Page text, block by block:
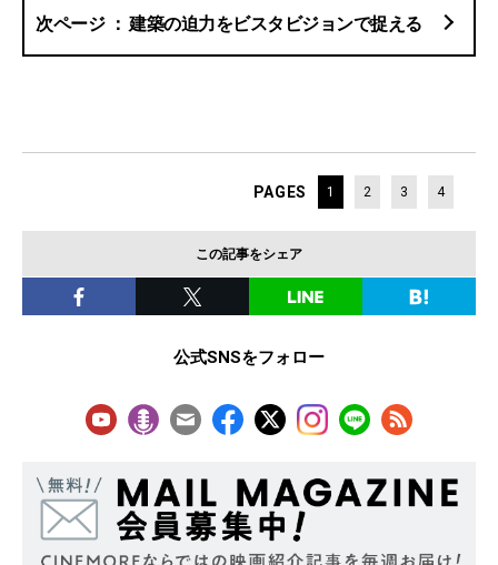
建築の迫力をビスタビジョンで捉える
PAGES 1 2 3 4
この記事をシェア
公式SNSをフォロー